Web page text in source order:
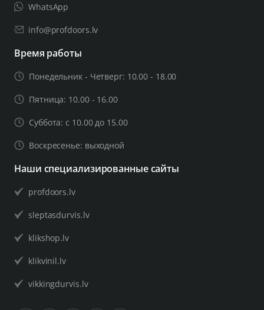
WhatsApp
info@profdoors.lv
Время работы
Понедельник - Четверг: 10.00 - 18.00
Пятница: 10.00 - 16.00
Суббота: с 10.00 до 15.00
Воскресенье: выходной
Наши специализированные сайты
profdoors.lv
sleptasdurvis.lv
klikshop.lv
klikvinil.lv
vikkingdurvis.lv